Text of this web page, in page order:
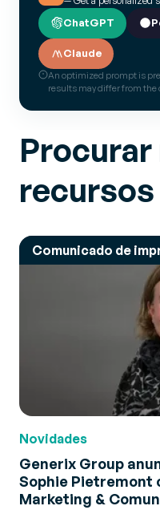
ChatGPT
Claude
An optimized prompt is
results may differ from the
Procurar
recursos
Comunicado de
Novidades
Generix Group
Sophie Pietremont
Marketing &